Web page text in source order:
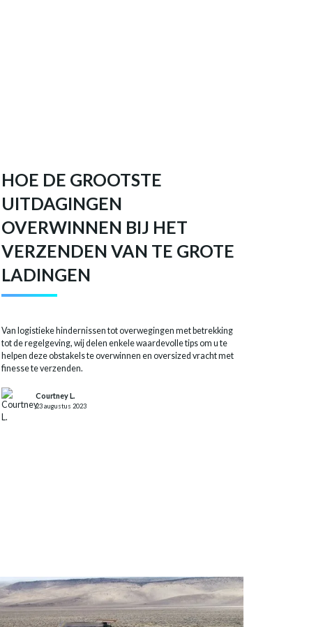
HOE DE GROOTSTE
UITDAGINGEN
OVERWINNEN BIJ HET
VERZENDEN VAN TE GROTE
LADINGEN
‍Van logistieke hindernissen tot overwegingen met betrekking
tot de regelgeving, wij delen enkele waardevolle tips om u te
helpen deze obstakels te overwinnen en oversized vracht met
finesse te verzenden.
Courtney L.
23 augustus 2023